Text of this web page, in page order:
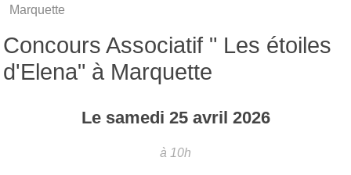
Marquette
Concours Associatif " Les étoiles
d'Elena" à Marquette
Le samedi 25 avril 2026
à 10h